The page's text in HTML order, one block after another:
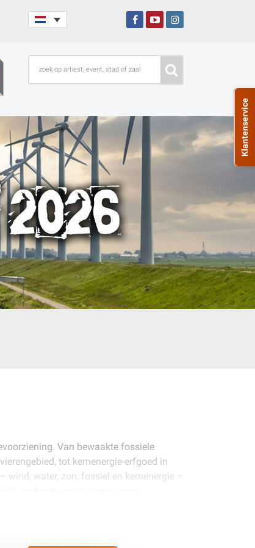
Van bewaakte fossiele
tot kernenergie-erfgoed in
wind, water, zon, fossiel en kernenergie –
Klantenservice